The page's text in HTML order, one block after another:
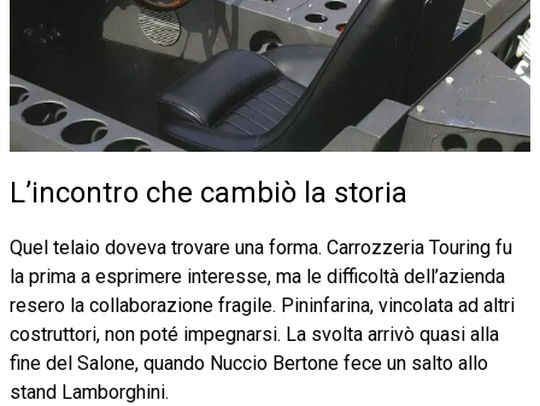
L’incontro che cambiò la storia
Quel telaio doveva trovare una forma. Carrozzeria Touring fu
la prima a esprimere interesse, ma le difficoltà dell’azienda
resero la collaborazione fragile. Pininfarina, vincolata ad altri
costruttori, non poté impegnarsi. La svolta arrivò quasi alla
fine del Salone, quando Nuccio Bertone fece un salto allo
stand Lamborghini.